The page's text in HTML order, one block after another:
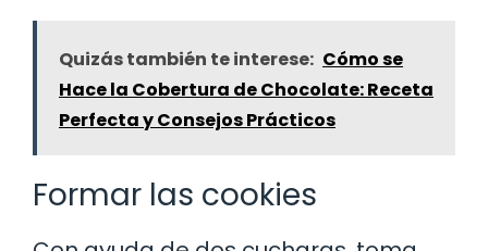
Quizás también te interese: Cómo se
Hace la Cobertura de Chocolate: Receta
Perfecta y Consejos Prácticos
Formar las cookies